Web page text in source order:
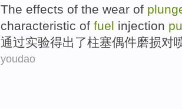
The effects of the wear of
characteristic of fuel injection
通过实验得出了柱塞偶件磨损对
youdao